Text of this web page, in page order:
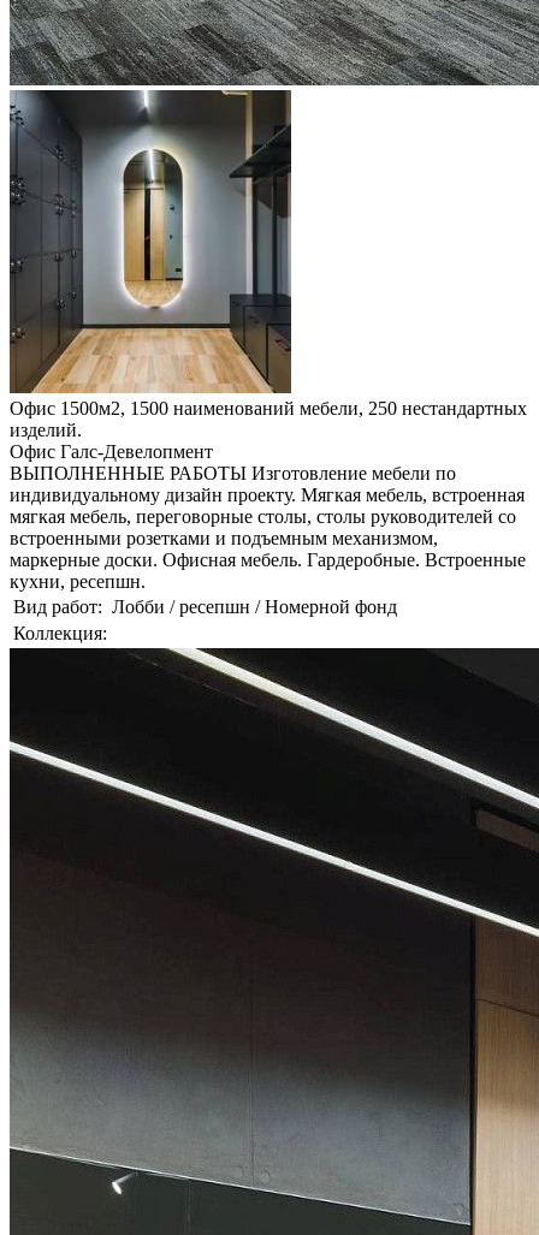
Офис 1500м2, 1500 наименований мебели, 250 нестандартных
изделий.
Офис Галс-Девелопмент
ВЫПОЛНЕННЫЕ РАБОТЫ Изготовление мебели по
индивидуальному дизайн проекту. Мягкая мебель, встроенная
мягкая мебель, переговорные столы, столы руководителей со
встроенными розетками и подъемным механизмом,
маркерные доски. Офисная мебель. Гардеробные. Встроенные
кухни, ресепшн.
Вид работ: Лобби / ресепшн / Номерной фонд
Коллекция: